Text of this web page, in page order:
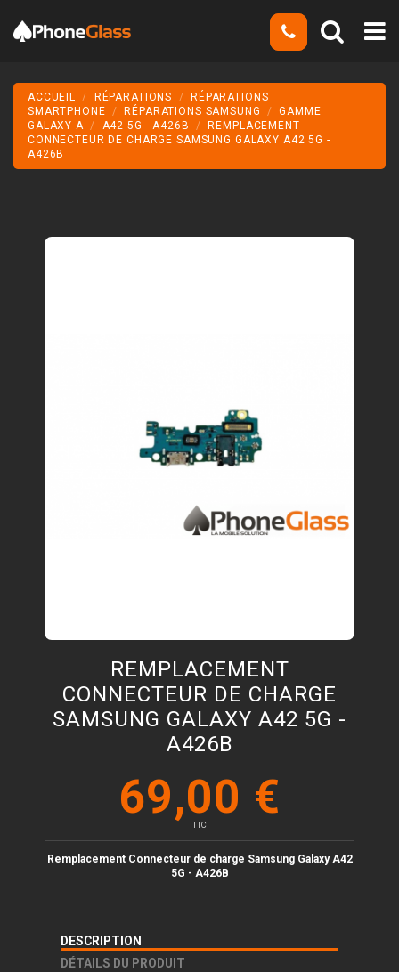
ACCUEIL RÉPARATIONS
RÉPARATIONS
SMARTPHONE
RÉPARATIONS SAMSUNG
GAMME
GALAXY A
A42 5G - A426B
REMPLACEMENT
CONNECTEUR DE CHARGE SAMSUNG GALAXY A42 5G -
A426B
REMPLACEMENT
CONNECTEUR DE CHARGE
SAMSUNG GALAXY A42 5G -
A426B
69,00 €
TTC
Remplacement Connecteurde charge Samsung GalaxyA42
5G - A426B
DESCRIPTION
DÉTAILS DU PRODUIT